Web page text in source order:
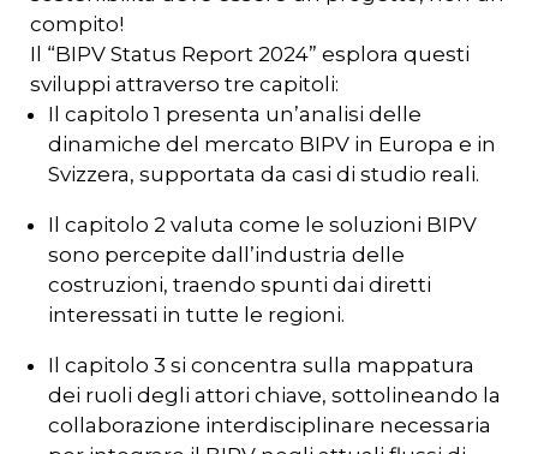
compito!
Il “BIPV Status Report 2024” esplora questi
sviluppi attraverso tre capitoli:
Il capitolo 1 presenta un’analisi delle
dinamiche del mercato BIPV in Europa e in
Svizzera, supportata da casi di studio reali.
Il capitolo 2 valuta come le soluzioni BIPV
sono percepite dall’industria delle
costruzioni, traendo spunti dai diretti
interessati in tutte le regioni.
Il capitolo 3 si concentra sulla mappatura
dei ruoli degli attori chiave, sottolineando la
collaborazione interdisciplinare necessaria